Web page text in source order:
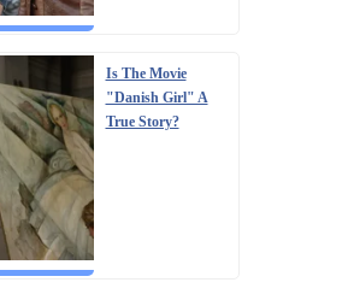
Is The Movie
"Danish Girl" A
True Story?